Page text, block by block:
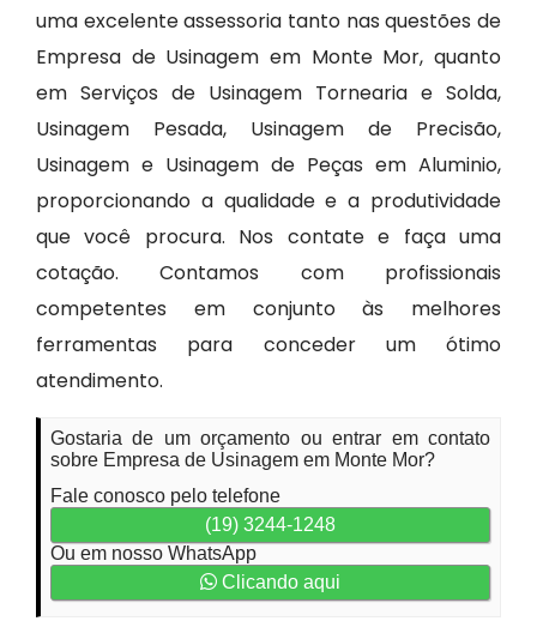
uma excelente assessoria tanto nas questões de
Empresa de Usinagem em Monte Mor, quanto
em Serviços de Usinagem Tornearia e Solda,
Usinagem Pesada, Usinagem de Precisão,
Usinagem e Usinagem de Peças em Aluminio,
proporcionando a qualidade e a produtividade
que você procura. Nos contate e faça uma
cotação. Contamos com profissionais
competentes em conjunto às melhores
ferramentas para conceder um ótimo
atendimento.
Gostaria de um orçamento ou entrar em contato
sobre Empresa de Usinagem em Monte Mor?
Fale conosco pelo telefone
(19) 3244-1248
Ou em nosso WhatsApp
Clicando aqui